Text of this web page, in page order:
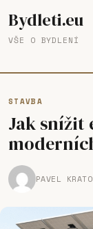
Bydleti.eu
VŠE O BYDLENÍ
STAVBA
Jak snížit
PAVEL